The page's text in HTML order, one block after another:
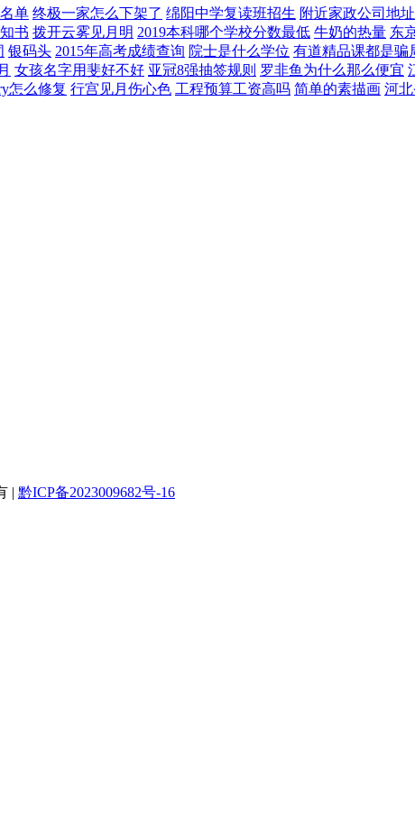
单 终极一家怎么下架了 绵阳中学复读班招生 附近家政公司地址
书 拨开云雾见月明 2019本科哪个学校分数最低 牛奶的热量 东
银码头 2015年高考成绩查询 院士是什么学位 有道精品课都是骗
女孩名字用斐好不好 亚冠8强抽签规则 罗非鱼为什么那么便宜
怎么修复 行宫见月伤心色 工程预算工资高吗 简单的素描画 河
| 黔ICP备2023009682号-16